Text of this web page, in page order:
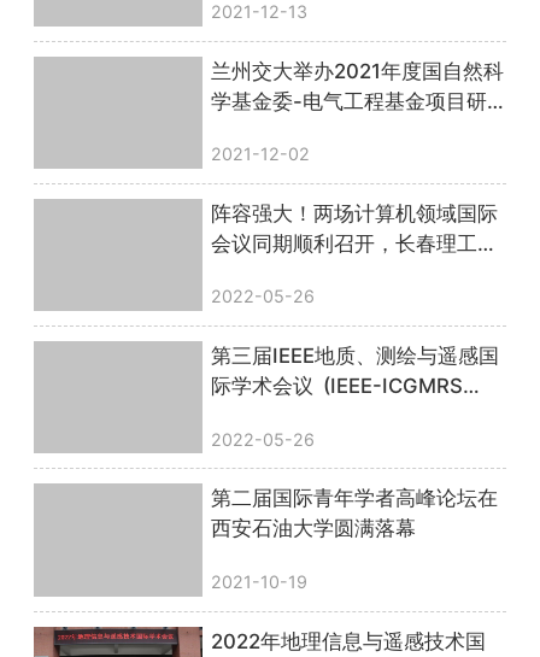
举办
2021-12-13
兰州交大举办2021年度国自然科
学基金委-电气工程基金项目研
2021-12-02
阵容强大！两场计算机领域国际
会议同期顺利召开，长春理工大
港联合主办
2022-05-26
第三届IEEE地质、测绘与遥感国
际学术会议 (IEEE-ICGMRS
2022-05-26
第二届国际青年学者高峰论坛在
西安石油大学圆满落幕
2021-10-19
2022年地理信息与遥感技术国